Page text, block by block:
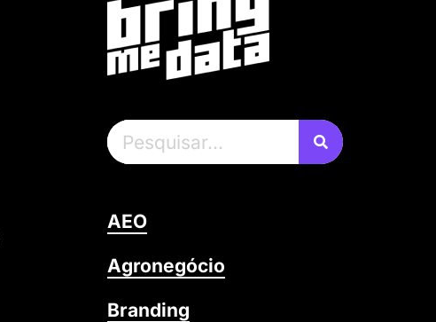
AEO
Agronegócio
Branding